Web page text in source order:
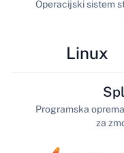
Linux
Operacijski sistem
Programska
za